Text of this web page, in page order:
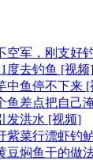
空军，刚支好
度去钓鱼 [视频]
中鱼停不下来 [
鱼差点把自己
发洪水 [视频]
紫菜行漂虾钓
豆焖鱼干的做